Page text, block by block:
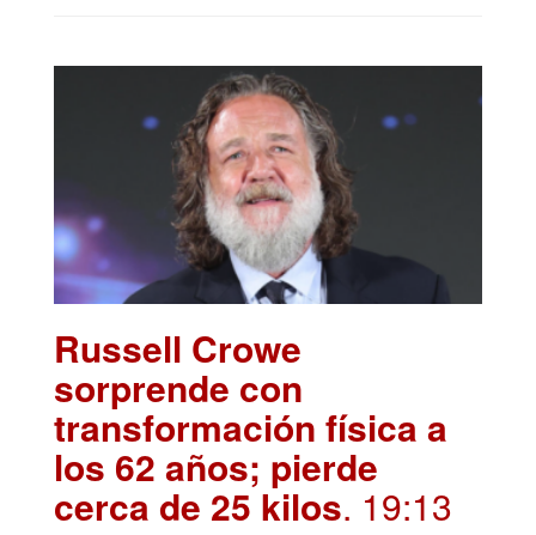
Russell Crowe
sorprende con
transformación física a
los 62 años; pierde
cerca de 25 kilos. 19:13